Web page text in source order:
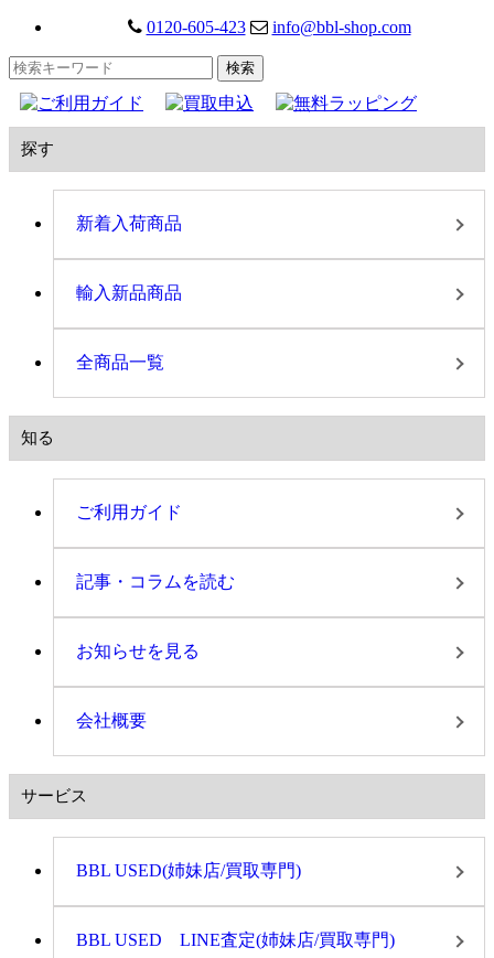
0120-605-423 info@bbl-shop.com
探す
新着入荷商品
輸入新品商品
全商品一覧
知る
ご利用ガイド
記事・コラムを読む
お知らせを見る
会社概要
サービス
BBL USED(姉妹店/買取専門)
BBL USED LINE査定(姉妹店/買取専門)